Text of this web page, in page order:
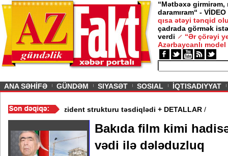
“Mətbəxə girmirəm,
daramıram“ - VİDEO
qısa ətəyi tənqid
çadrada görmək
verdi
“Ər çörəyi
Azərbaycanlı model
ANA SƏHİFƏ GÜNDƏM SIYASƏT SOSIAL İQTISADIYYAT
Şurası yaradıdı - Prezident strukturu təsdiqlədi + DETALLAR
Bakıda film kimi
vədi ilə dələduzluq